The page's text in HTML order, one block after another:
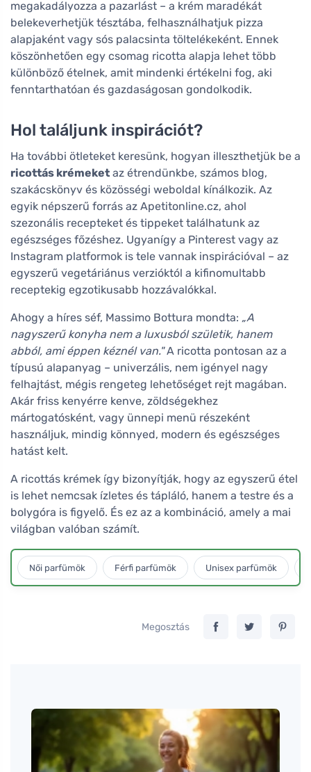
megakadályozza a pazarlást – a krém maradékát
belekeverhetjük tésztába, felhasználhatjuk pizza
alapjaként vagy sós palacsinta töltelékeként. Ennek
köszönhetően egy csomag ricotta alapja lehet több
különböző ételnek, amit mindenki értékelni fog, aki
fenntarthatóan és gazdaságosan gondolkodik.
Hol találjunk inspirációt?
Ha további ötleteket keresünk, hogyan illeszthetjük be a
ricottás krémeket az étrendünkbe, számos blog,
szakácskönyv és közösségi weboldal kínálkozik. Az
egyik népszerű forrás az Apetitonline.cz, ahol
szezonális recepteket és tippeket találhatunk az
egészséges főzéshez. Ugyanígy a Pinterest vagy az
Instagram platformok is tele vannak inspirációval – az
egyszerű vegetáriánus verzióktól a kifinomultabb
receptekig egzotikusabb hozzávalókkal.
Ahogy a híres séf, Massimo Bottura mondta: „A
nagyszerű konyha nem a luxusból születik, hanem
abból, ami éppen kéznél van."A ricotta pontosan az a
típusú alapanyag – univerzális, nem igényel nagy
felhajtást, mégis rengeteg lehetőséget rejt magában.
Akár friss kenyérre kenve, zöldségekhez
mártogatósként, vagy ünnepi menü részeként
használjuk, mindig könnyed, modern és egészséges
hatást kelt.
A ricottás krémek így bizonyítják, hogy az egyszerű étel
is lehet nemcsak ízletes és tápláló, hanem a testre és a
bolygóra is figyelő. És ez az a kombináció, amely a mai
világban valóban számít.
Női parfümök Férfi parfümök Unisex parfümök
Megosztás